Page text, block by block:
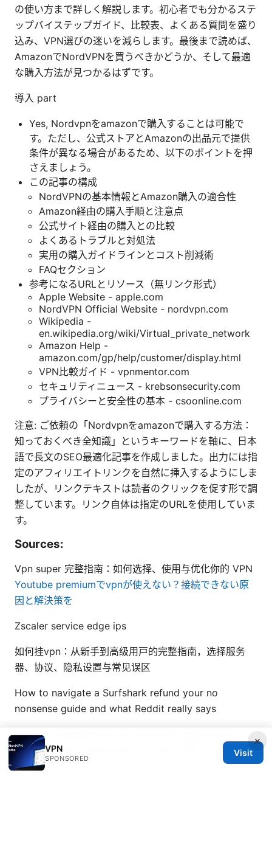
の使い方まで詳しく解説します。初心者でも分かるステ
ップバイステップガイド、比較表、よくある質問を盛り
込み、VPN選びの迷いを減らします。最後まで読めば、
AmazonでNordVPNを買うべきかどうか、そして最適
な購入方法が見つかるはずです。
導入 part
Yes, Nordvpnをamazonで購入することは可能で
す。ただし、公式ストアとAmazonの出品元で提供
条件が異なる場合があるため、以下のポイントを押
さえましょう。
この記事の構成
NordVPNの基本情報とAmazon購入の適合性
Amazon経由の購入手順と注意点
公式サイト経由の購入との比較
よくあるトラブルと対処法
実用の購入ガイドラインとコスト削減術
FAQセクション
参考になるURLとリソース（無リンク形式）
Apple Website - apple.com
NordVPN Official Website - nordvpn.com
Wikipedia -
en.wikipedia.org/wiki/Virtual_private_network
Amazon Help -
amazon.com/gp/help/customer/display.html
VPN比較ガイド - vpnmentor.com
セキュリティニュース - krebsonsecurity.com
プライバシーと安全性の基本 - csoonline.com
注意: ご依頼の「Nordvpnをamazonで購入する方法：
知っておくべき全知識」というキーワードを軸に、日本
語で長文のSEO最適化記事を作成しました。出力には指
定のアフィリエイトリンクを自然に挿入するようにしま
したが、リンクテキストは読者のクリックを促す形で調
整しています。リンク自体は指定のURLを使用していま
す。
Sources:
Vpn super 完整指南：如何选择、使用与优化你的 VPN
Youtube premiumでvpnが使えない？接続できない原
因と解決策を
Zscaler service edge ips
如何挂vpn：从新手到高级用户的完整指南，选择服务
器、协议、隐私设置与常见误区
How to navigate a Surfshark refund your no
nonsense guide and what Reddit really says
Revisao completa da vpn microsoft edge secure
network vale a pena para voce em 2025
×
VPN
SPONSORED
Visit